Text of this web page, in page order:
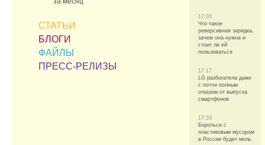
СТАТЬИ
БЛОГИ
ФАЙЛЫ
ПРЕСС-РЕЛИЗЫ
17:03
Что такое
реверсивная зарядка,
зачем она нужна и
стоит ли ей
пользоваться
17:17
LG разбогатела даже
с почти полным
отказом от выпуска
смартфонов
17:33
Бороться с
пластиковым мусором
в России будет моль